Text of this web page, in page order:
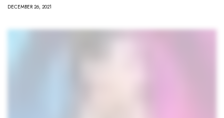
DECEMBER 26, 2021